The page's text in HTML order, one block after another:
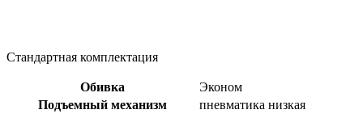
Стандартная комплектация
Обивка
Эконом
Подъемный механизм
пневматика низкая